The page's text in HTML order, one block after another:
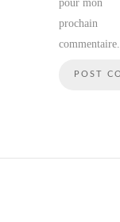
pour mon
prochain
commentaire.